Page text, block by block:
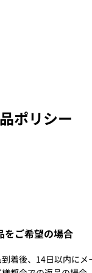
ポリシー
着後、14日以内にメ
をご希望の場合